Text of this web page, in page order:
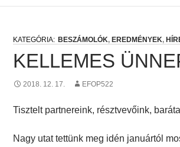
BESZÁMOLÓK, EREDMÉNYEK,
KELLEMES
2018. 12. 17. EFOP522
Tisztelt partnereink, résztvevőink,
Nagy utat tettünk meg idén januártól